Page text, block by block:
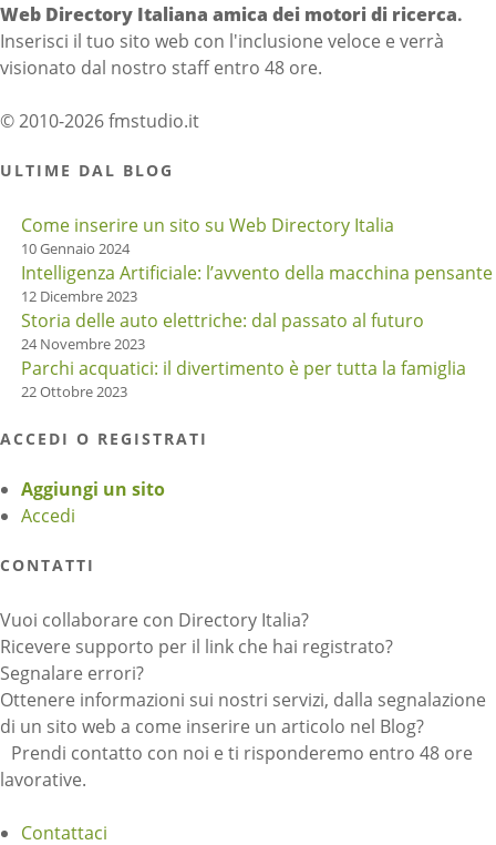
Web Directory Italiana amica dei motori di ricerca.
Inserisci il tuo sito web con l'inclusione veloce e verrà
visionato dal nostro staff entro 48 ore.
© 2010-2026 fmstudio.it
ULTIME DAL BLOG
Come inserire un sito su Web Directory Italia
10 Gennaio 2024
Intelligenza Artificiale: l’avvento della macchina pensante
12 Dicembre 2023
Storia delle auto elettriche: dal passato al futuro
24 Novembre 2023
Parchi acquatici: il divertimento è per tutta la famiglia
22 Ottobre 2023
ACCEDI O REGISTRATI
Aggiungi un sito
Accedi
CONTATTI
Vuoi collaborare con Directory Italia?
Ricevere supporto per il link che hai registrato?
Segnalare errori?
Ottenere informazioni sui nostri servizi, dalla segnalazione
di un sito web a come inserire un articolo nel Blog?
Prendi contatto con noi e ti risponderemo entro 48 ore
lavorative.
Contattaci